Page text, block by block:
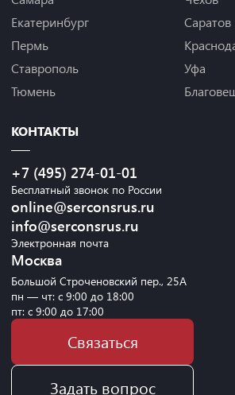
Екатеринбург
Пермь
Ставрополь
Тюмень
Саратов
Уфа
КОНТАКТЫ
+7 (495) 274-01-01
Бесплатный звонок по России
online@serconsrus.ru
info@serconsrus.ru
Электронная почта
Москва
Большой Строченовский пер., 25А
пн — чт: с 9:00 до 18:00
пт: с 9:00 до 17:00
Связаться
Задать вопрос